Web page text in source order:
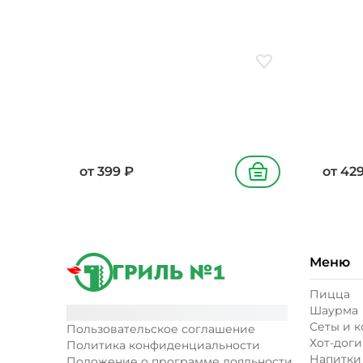
Добавить в
от 399 ₽ В корзину от
Пользовательское соглашение
Политика конфиденциальности
Меню
Пицца
Шаурма
Сеты и
Хот-доги
Напитки